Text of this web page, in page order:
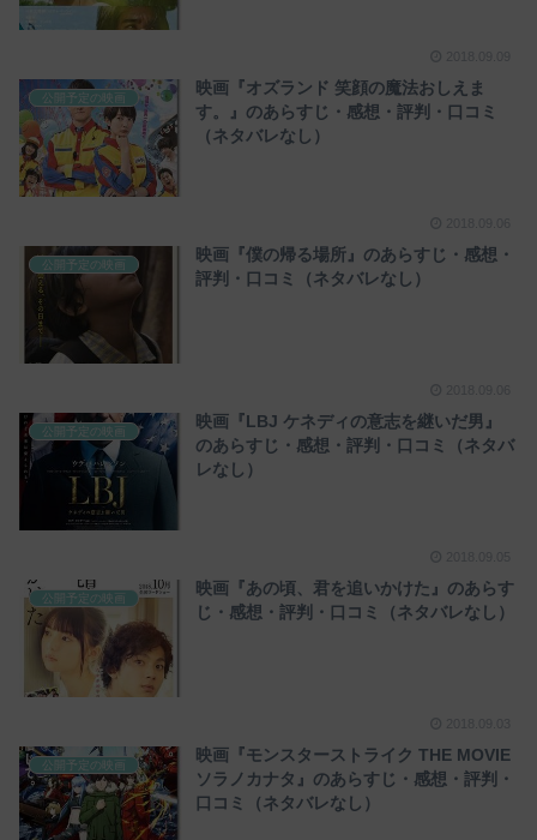
公開予定の映画
映画『オズランド 笑顔の魔法おしえま
す。』のあらすじ・感想・評判・口コミ
（ネタバレなし）
公開予定の映画
映画『僕の帰る場所』のあらすじ・感想・
評判・口コミ（ネタバレなし）
公開予定の映画
映画『LBJ ケネディの意志を継いだ男』
のあらすじ・感想・評判・口コミ（ネタバ
レなし）
公開予定の映画
映画『あの頃、君を追いかけた』のあらす
じ・感想・評判・口コミ（ネタバレなし）
公開予定の映画
映画『モンスターストライク THE MOVIE
ソラノカナタ』のあらすじ・感想・評判・
口コミ（ネタバレなし）